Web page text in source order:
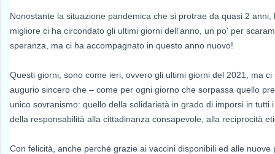
Nonostante la situazione pandemica che si protrae da quasi 2 anni,
migliore ci ha circondato gli ultimi giorni dell’anno, un po' per
speranza, ma ci ha accompagnato in questo anno nuovo!
Questi giorni, sono come ieri, ovvero gli ultimi giorni del 2021, ma
augurio sincero che – come per ogni giorno che sorpassa quello
unico sovranismo: quello della solidarietà in grado di imporsi in tutti i
della responsabilità alla cittadinanza consapevole, alla reciprocità
Con felicità, anche perché grazie ai vaccini disponibili ed alle nuove